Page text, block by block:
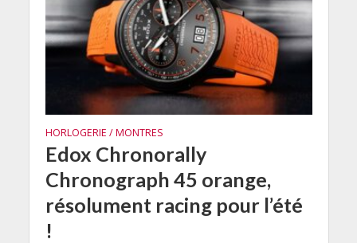
HORLOGERIE / MONTRES
Edox Chronorally
Chronograph 45 orange,
résolument racing pour l’été
!